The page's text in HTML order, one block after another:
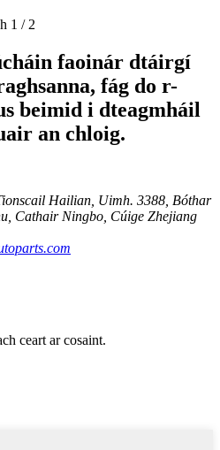
1 / 2
faoinár dtáirgí
fág do r-
beimid i dteagmháil
an chloig.
Hailian, Uimh. 3388, Bóthar
Cathair Ningbo, Cúige Zhejiang
ceart ar cosaint.